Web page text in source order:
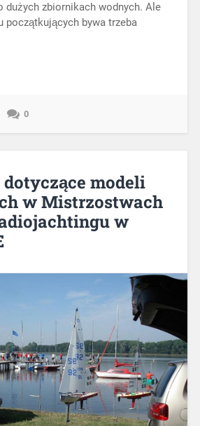
dużych zbiornikach wodnych. Ale
początkujących bywa trzeba
0
modeli
w Mistrzostwach
w